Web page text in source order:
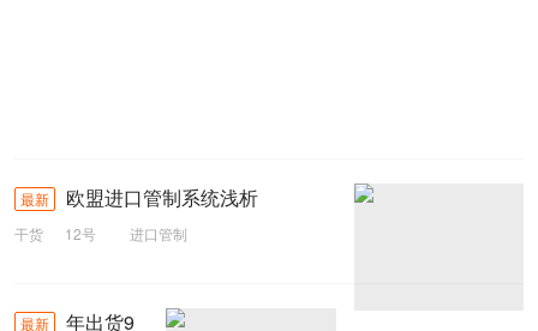
最新 欧盟进口管制系统浅析
干货 12号 进口管制
最新
年出货9